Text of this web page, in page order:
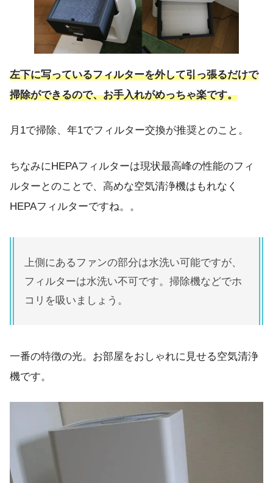
左下に写っているフィルターを外して引っ張るだけで
掃除ができるので、お手入れがめっちゃ楽です。
月1で掃除、年1でフィルター交換が推奨とのこと。
ちなみにHEPAフィルターは現状最高峰の性能のフィ
ルターとのことで、高めな空気清浄機はもれなく
HEPAフィルターですね。。
上側にあるファンの部分は水洗い可能ですが、
フィルターは水洗い不可です。掃除機などでホ
コリを吸いましょう。
一番の特徴の光。お部屋をおしゃれに見せる空気清浄
機です。